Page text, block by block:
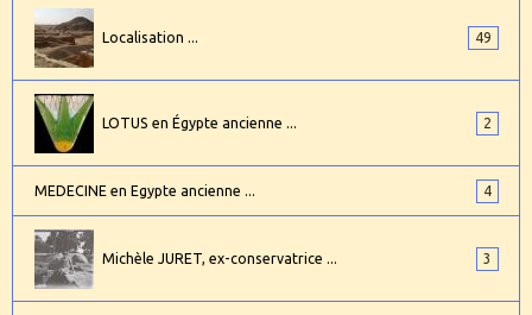
Localisation ... 49
LOTUS en Égypte ancienne ... 2
MEDECINE en Egypte ancienne ... 4
Michèle JURET, ex-conservatrice ... 3